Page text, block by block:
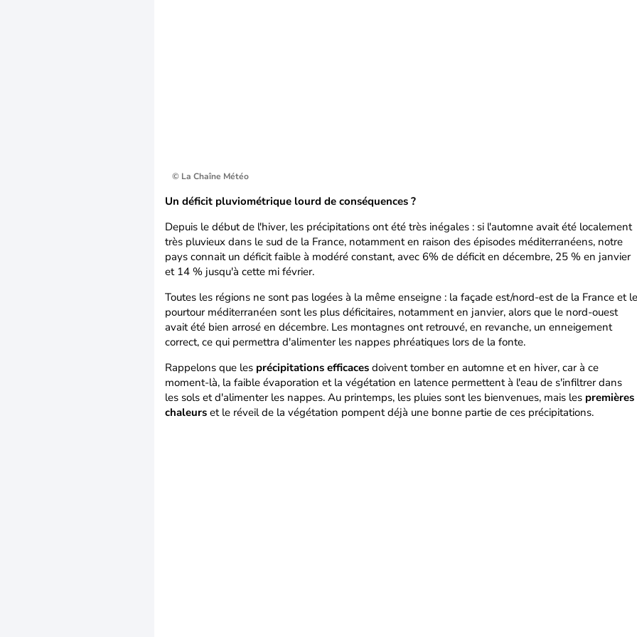
© La Chaîne Météo
Un déficit pluviométrique lourd de conséquences ?
Depuis le début de l'hiver, les précipitations ont été très inégales : si l'automne avait été localement
très pluvieux dans le sud de la France, notamment en raison des épisodes méditerranéens, notre
pays connait un déficit faible à modéré constant, avec 6% de déficit en décembre, 25 % en janvier
et 14 % jusqu'à cette mi février.
Toutes les régions ne sont pas logées à la même enseigne : la façade est/nord-est de la France et le
pourtour méditerranéen sont les plus déficitaires, notamment en janvier, alors que le nord-ouest
avait été bien arrosé en décembre. Les montagnes ont retrouvé, en revanche, un enneigement
correct, ce qui permettra d'alimenter les nappes phréatiques lors de la fonte.
Rappelons que les précipitations efficaces doivent tomber en automne et en hiver, car à ce
moment-là, la faible évaporation et la végétation en latence permettent à l'eau de s'infiltrer dans
les sols et d'alimenter les nappes. Au printemps, les pluies sont les bienvenues, mais les premières
chaleurs et le réveil de la végétation pompent déjà une bonne partie de ces précipitations.